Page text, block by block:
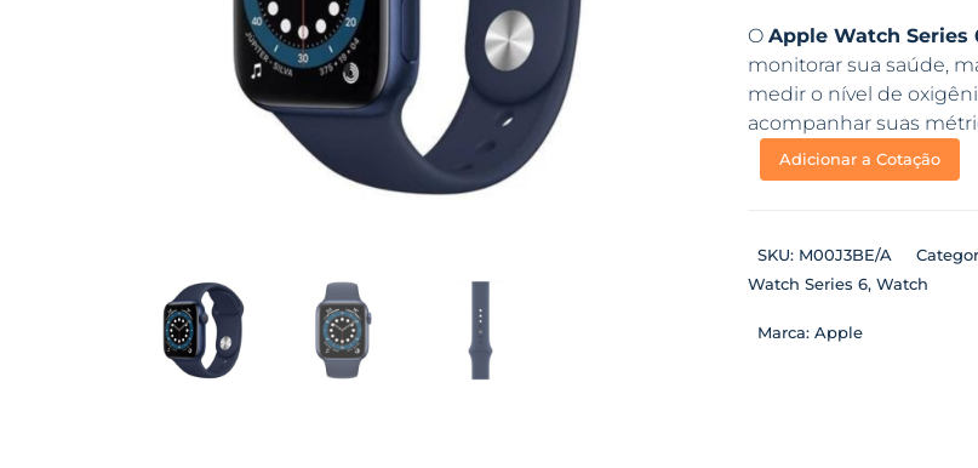
O Apple Watch Series
monitorar sua saúde,
medir o nível de
acompanhar suas
Adicionar a Cotação
SKU: M00J3BE/A
Watch Series 6, Watch
Marca: Apple